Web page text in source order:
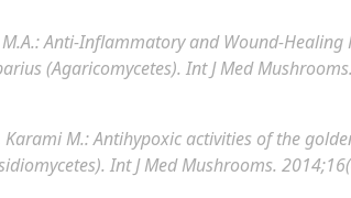
Anti-Inflammatory and Wound-Healing
(Agaricomycetes). Int J Med
Karami M.:Antihypoxic activities of the
Int J Med Mushrooms.